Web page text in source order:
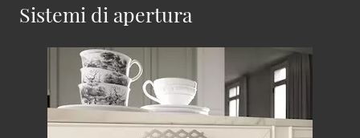
Sistemi di apertura